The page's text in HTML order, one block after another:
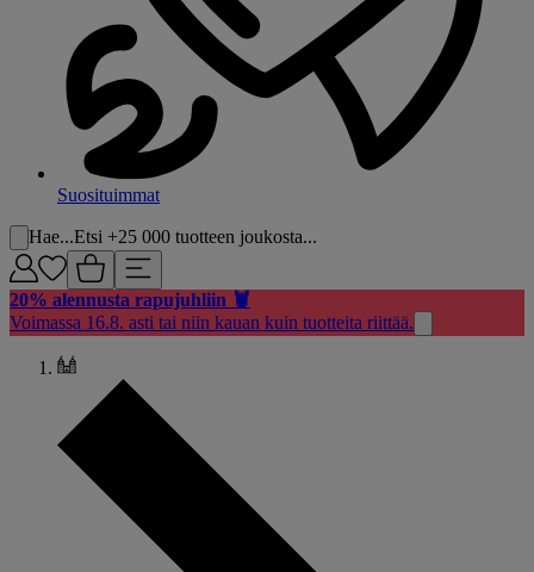
Suosituimmat
Hae...Etsi +25 000 tuotteen joukosta...
20% alennusta rapujuhliin 🦞
Voimassa 16.8. asti tai niin kauan kuin tuotteita riittää.